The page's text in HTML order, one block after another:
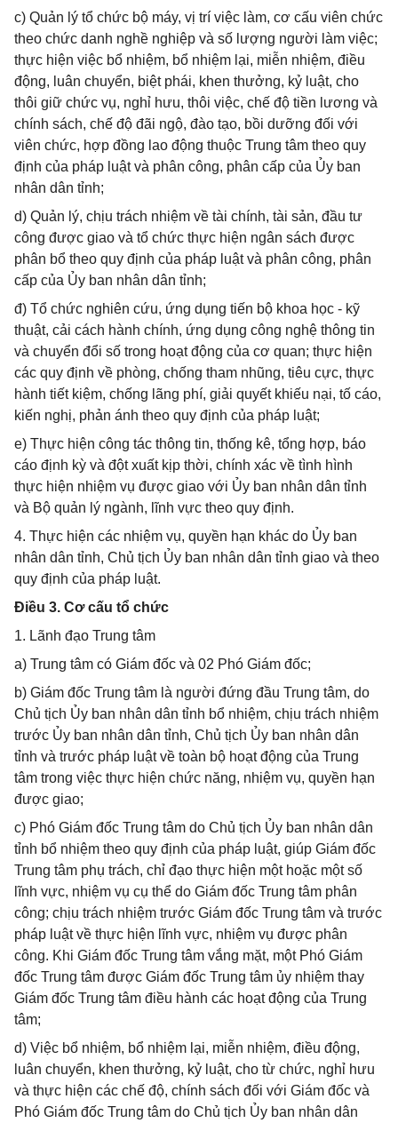
c) Quản lý tổ chức bộ máy, vị trí việc làm, cơ cấu viên chức
theo chức danh nghề nghiệp và số lượng người làm việc;
thực hiện việc bổ nhiệm, bổ nhiệm lại, miễn nhiệm, điều
động, luân chuyển, biệt phái, khen thưởng, kỷ luật, cho
thôi giữ chức vụ, nghỉ hưu, thôi việc, chế độ tiền lương và
chính sách, chế độ đãi ngộ, đào tạo, bồi dưỡng đối với
viên chức, hợp đồng lao động thuộc Trung tâm theo quy
định của pháp luật và phân công, phân cấp của Ủy ban
nhân dân tỉnh;
d) Quản lý, chịu trách nhiệm về tài chính, tài sản, đầu tư
công được giao và tổ chức thực hiện ngân sách được
phân bổ theo quy định của pháp luật và phân công, phân
cấp của Ủy ban nhân dân tỉnh;
đ) Tổ chức nghiên cứu, ứng dụng tiến bộ khoa học - kỹ
thuật, cải cách hành chính, ứng dụng công nghệ thông tin
và chuyển đổi số trong hoạt động của cơ quan; thực hiện
các quy định về phòng, chống tham nhũng, tiêu cực, thực
hành tiết kiệm, chống lãng phí, giải quyết khiếu nại, tố cáo,
kiến nghị, phản ánh theo quy định của pháp luật;
e) Thực hiện công tác thông tin, thống kê, tổng hợp, báo
cáo định kỳ và đột xuất kịp thời, chính xác về tình hình
thực hiện nhiệm vụ được giao với Ủy ban nhân dân tỉnh
và Bộ quản lý ngành, lĩnh vực theo quy định.
4. Thực hiện các nhiệm vụ, quyền hạn khác do Ủy ban
nhân dân tỉnh, Chủ tịch Ủy ban nhân dân tỉnh giao và theo
quy định của pháp luật.
Điều 3. Cơ cấu tổ chức
1. Lãnh đạo Trung tâm
a) Trung tâm có Giám đốc và 02 Phó Giám đốc;
b) Giám đốc Trung tâm là người đứng đầu Trung tâm, do
Chủ tịch Ủy ban nhân dân tỉnh bổ nhiệm, chịu trách nhiệm
trước Ủy ban nhân dân tỉnh, Chủ tịch Ủy ban nhân dân
tỉnh và trước pháp luật về toàn bộ hoạt động của Trung
tâm trong việc thực hiện chức năng, nhiệm vụ, quyền hạn
được giao;
c) Phó Giám đốc Trung tâm do Chủ tịch Ủy ban nhân dân
tỉnh bổ nhiệm theo quy định của pháp luật, giúp Giám đốc
Trung tâm phụ trách, chỉ đạo thực hiện một hoặc một số
lĩnh vực, nhiệm vụ cụ thể do Giám đốc Trung tâm phân
công; chịu trách nhiệm trước Giám đốc Trung tâm và trước
pháp luật về thực hiện lĩnh vực, nhiệm vụ được phân
công. Khi Giám đốc Trung tâm vắng mặt, một Phó Giám
đốc Trung tâm được Giám đốc Trung tâm ủy nhiệm thay
Giám đốc Trung tâm điều hành các hoạt động của Trung
tâm;
d) Việc bổ nhiệm, bổ nhiệm lại, miễn nhiệm, điều động,
luân chuyển, khen thưởng, kỷ luật, cho từ chức, nghỉ hưu
và thực hiện các chế độ, chính sách đối với Giám đốc và
Phó Giám đốc Trung tâm do Chủ tịch Ủy ban nhân dân